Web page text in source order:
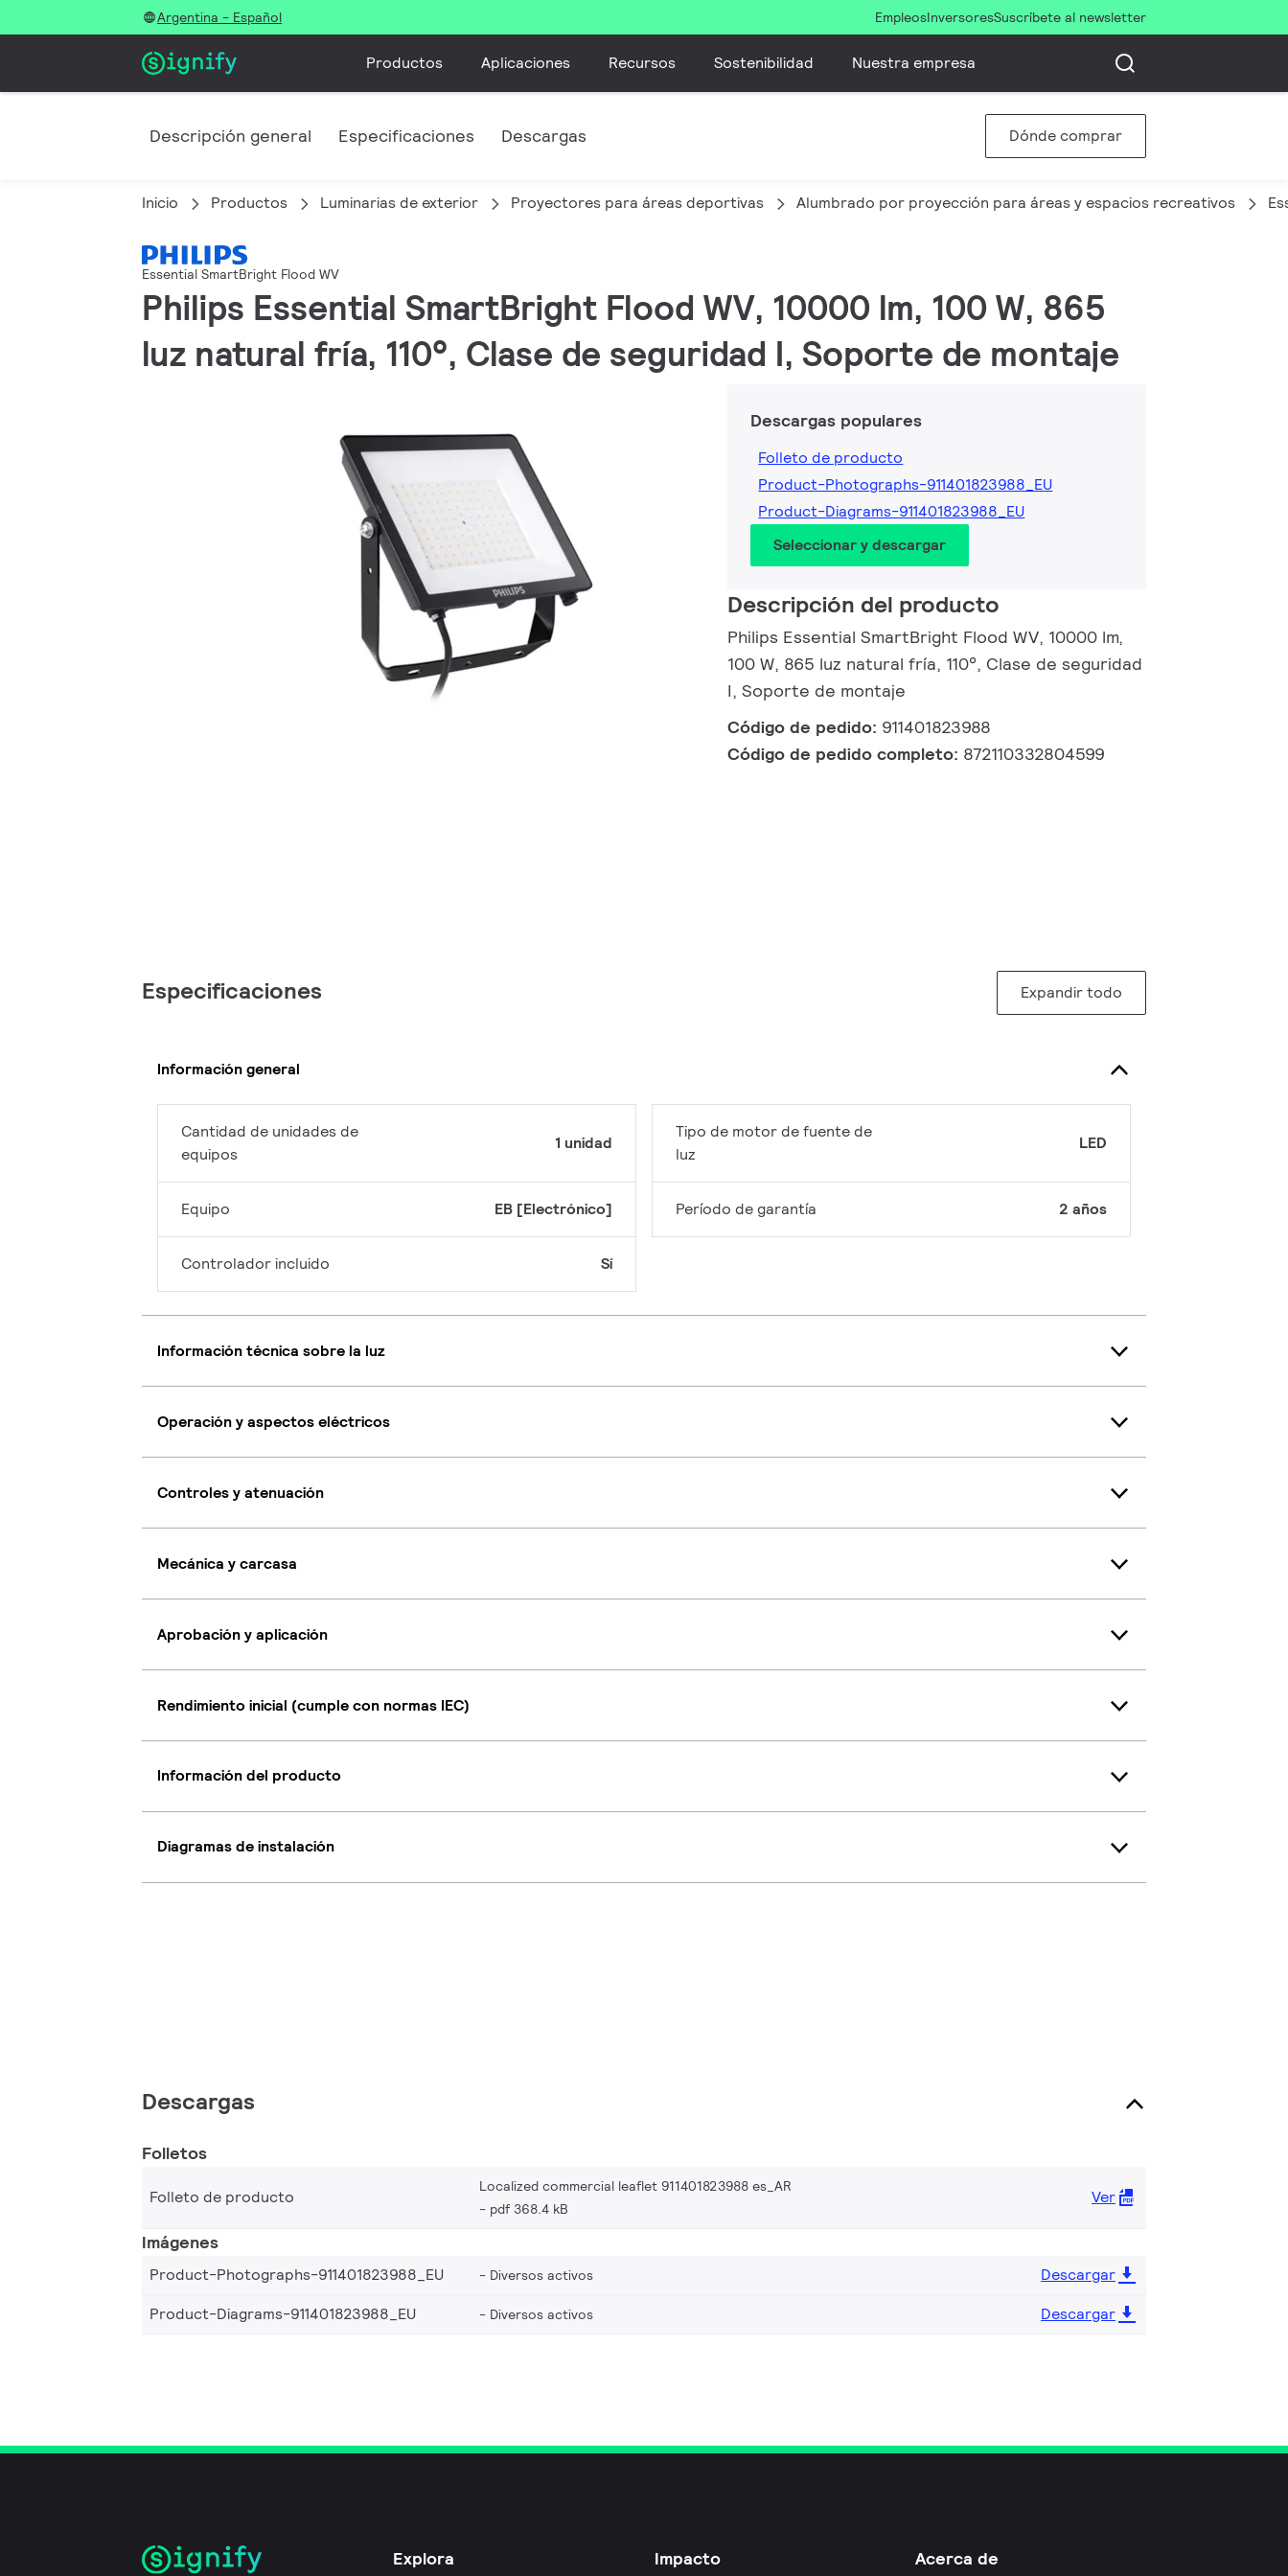
Argentina - Español EmpleosInversoresSuscríbete al newsletter
Productos Aplicaciones Recursos Sostenibilidad Nuestra empresa
Descripción general Especificaciones Descargas Dónde comprar
Inicio Productos Luminarias de exterior Proyectores para áreas deportivas Alumbrado por proyección para áreas y espacios recreativos
Essential SmartBright Flood WV
Philips Essential SmartBright Flood WV, 10000 lm, 100 W, 865
luz natural fría, 110°, Clase de seguridad I, Soporte de montaje
Descargas populares
Folleto de producto
Product-Photographs-911401823988_EU
Product-Diagrams-911401823988_EU
Seleccionar y descargar
Descripción del producto
Philips Essential SmartBright Flood WV, 10000 lm,
100 W, 865 luz natural fría, 110°, Clase de seguridad
I, Soporte de montaje
Código de pedido: 911401823988
Código de pedido completo: 872110332804599
Especificaciones Expandir todo
Información general
Cantidad de unidades de
equipos
1 unidad
Equipo EB [Electrónico]
Controlador incluido Sí
Tipo de motor de fuente de
luz
LED
Período de garantía 2 años
Información técnica sobre la luz
Operación y aspectos eléctricos
Controles y atenuación
Mecánica y carcasa
Aprobación y aplicación
Rendimiento inicial (cumple con normas IEC)
Información del producto
Diagramas de instalación
Descargas
Folletos
Folleto de producto
Localized commercial leaflet 911401823988 es_AR
pdf 368.4 kB
Ver
Imágenes
Product-Photographs-911401823988_EU Diversos activos
Descargar
Product-Diagrams-911401823988_EU
Diversos activos Descargar
Explora Impacto Acerca de